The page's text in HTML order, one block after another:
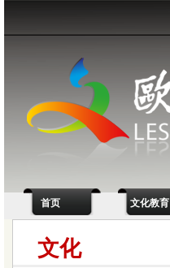
首页 文化教育
文化